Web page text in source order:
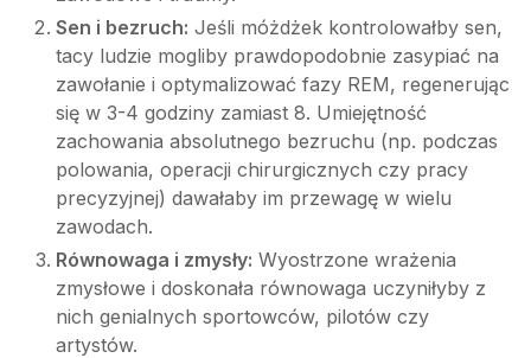
Sen i bezruch: Jeśli móżdżek kontrolowałby sen,
tacy ludzie mogliby prawdopodobnie zasypiać na
zawołanie i optymalizować fazy REM, regenerując
się w 3-4 godziny zamiast 8. Umiejętność
zachowania absolutnego bezruchu (np. podczas
polowania, operacji chirurgicznych czy pracy
precyzyjnej) dawałaby im przewagę w wielu
zawodach.
Równowaga i zmysły: Wyostrzone wrażenia
zmysłowe i doskonała równowaga uczyniłyby z
nich genialnych sportowców, pilotów czy
artystów.